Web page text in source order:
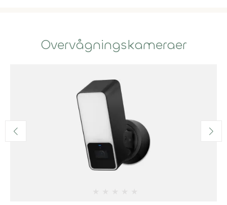
Overvågningskameraer